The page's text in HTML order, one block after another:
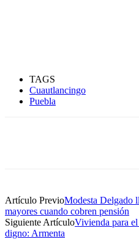
TAGS
Cuautlancingo
Puebla
Artículo PrevioModesta Delgado
mayores cuando cobren pensión
Siguiente ArtículoVivienda para
digno: Armenta